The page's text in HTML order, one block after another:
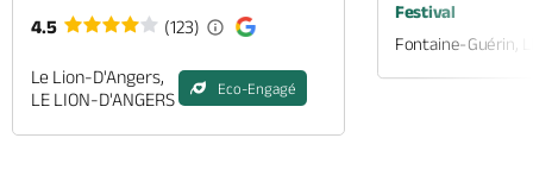
4.5
(123)
Le Lion-D'Angers,
LE LION-D'ANGERS
Eco-Engagé
Festival
Fontaine-Guérin,